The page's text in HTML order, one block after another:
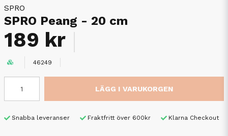
SPRO
SPRO Peang - 20 cm
189 kr
46249
LÄGG I VARUKORGEN
Snabba leveranser Fraktfritt över 600kr Klarna Checkout